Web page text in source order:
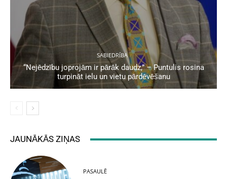
SABIEDRĪBA
“Nejēdzību joprojām ir pārāk daudz,” – Puntulis rosina
turpināt ielu un vietu pārdēvēšanu
JAUNĀKĀS ZIŅAS
PASAULĒ